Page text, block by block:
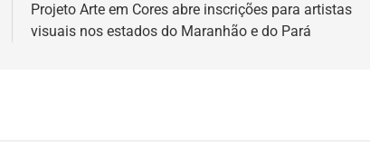
Projeto Arte em Cores abre inscrições para artistas
visuais nos estados do Maranhão e do Pará